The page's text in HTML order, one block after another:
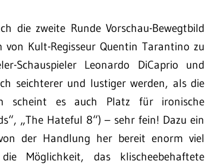
die zweite Runde Vorschau-Bewegtbild
Kult-Regisseur Quentin Tarantino zu
Schauspieler Leonardo DiCaprio und
seichterer und lustiger werden, als die
scheint es auch Platz für ironische
„The Hateful 8“) – sehr fein! Dazu ein
der Handlung her bereit enorm viel
Möglichkeit, das klischeebehaftete